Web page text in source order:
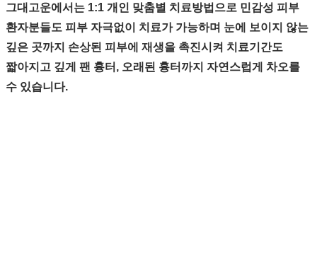
그대고운에서는 1:1 개인 맞춤별 치료방법으로 민감성 피부
환자분들도 피부 자극없이 치료가 가능하며 눈에 보이지 않는
깊은 곳까지 손상된 피부에 재생을 촉진시켜 치료기간도
짧아지고 깊게 팬 흉터, 오래된 흉터까지 자연스럽게 차오를
수 있습니다.